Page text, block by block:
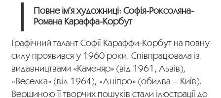
Повне ім’я художниці: Софія-Роксоляна-
Романа Караффа-Корбут
Графічний талант Софії Караффи-Корбут на повну
силу проявився у 1960 роки. Співпрацювала із
видавництвами «Каменяр» (від 1961, Львів),
«Веселка» (від 1964), «Дніпро» (обидва – Київ).
Вершиною її творчих пошуків стали ілюстрації до